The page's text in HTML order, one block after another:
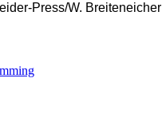
Press/W. Breiteneicher